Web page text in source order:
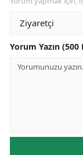
Yorum Yazın